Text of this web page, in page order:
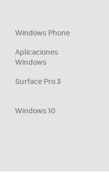
Windows Phone
Aplicaciones
Windows
Surface Pro 3
Windows 10